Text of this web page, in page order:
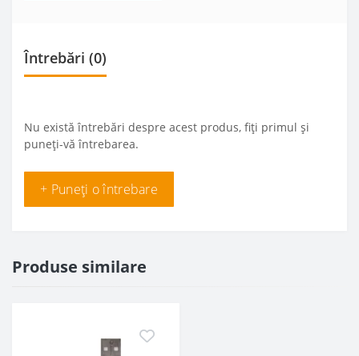
Întrebări (0)
Nu există întrebări despre acest produs, fiți primul și
puneți-vă întrebarea.
+ Puneți o întrebare
Produse similare